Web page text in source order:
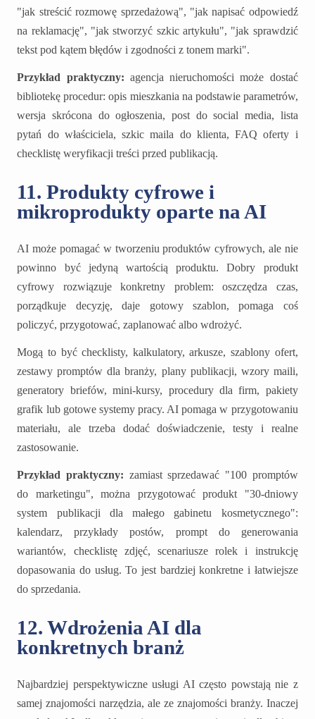
"jak streścić rozmowę sprzedażową", "jak napisać odpowiedź
na reklamację", "jak stworzyć szkic artykułu", "jak sprawdzić
tekst pod kątem błędów i zgodności z tonem marki".
Przykład praktyczny: agencja nieruchomości może dostać
bibliotekę procedur: opis mieszkania na podstawie parametrów,
wersja skrócona do ogłoszenia, post do social media, lista
pytań do właściciela, szkic maila do klienta, FAQ oferty i
checklistę weryfikacji treści przed publikacją.
11. Produkty cyfrowe i
mikroprodukty oparte na AI
AI może pomagać w tworzeniu produktów cyfrowych, ale nie
powinno być jedyną wartością produktu. Dobry produkt
cyfrowy rozwiązuje konkretny problem: oszczędza czas,
porządkuje decyzję, daje gotowy szablon, pomaga coś
policzyć, przygotować, zaplanować albo wdrożyć.
Mogą to być checklisty, kalkulatory, arkusze, szablony ofert,
zestawy promptów dla branży, plany publikacji, wzory maili,
generatory briefów, mini-kursy, procedury dla firm, pakiety
grafik lub gotowe systemy pracy. AI pomaga w przygotowaniu
materiału, ale trzeba dodać doświadczenie, testy i realne
zastosowanie.
Przykład praktyczny: zamiast sprzedawać "100 promptów
do marketingu", można przygotować produkt "30-dniowy
system publikacji dla małego gabinetu kosmetycznego":
kalendarz, przykłady postów, prompt do generowania
wariantów, checklistę zdjęć, scenariusze rolek i instrukcję
dopasowania do usług. To jest bardziej konkretne i łatwiejsze
do sprzedania.
12. Wdrożenia AI dla
konkretnych branż
Najbardziej perspektywiczne usługi AI często powstają nie z
samej znajomości narzędzia, ale ze znajomości branży. Inaczej